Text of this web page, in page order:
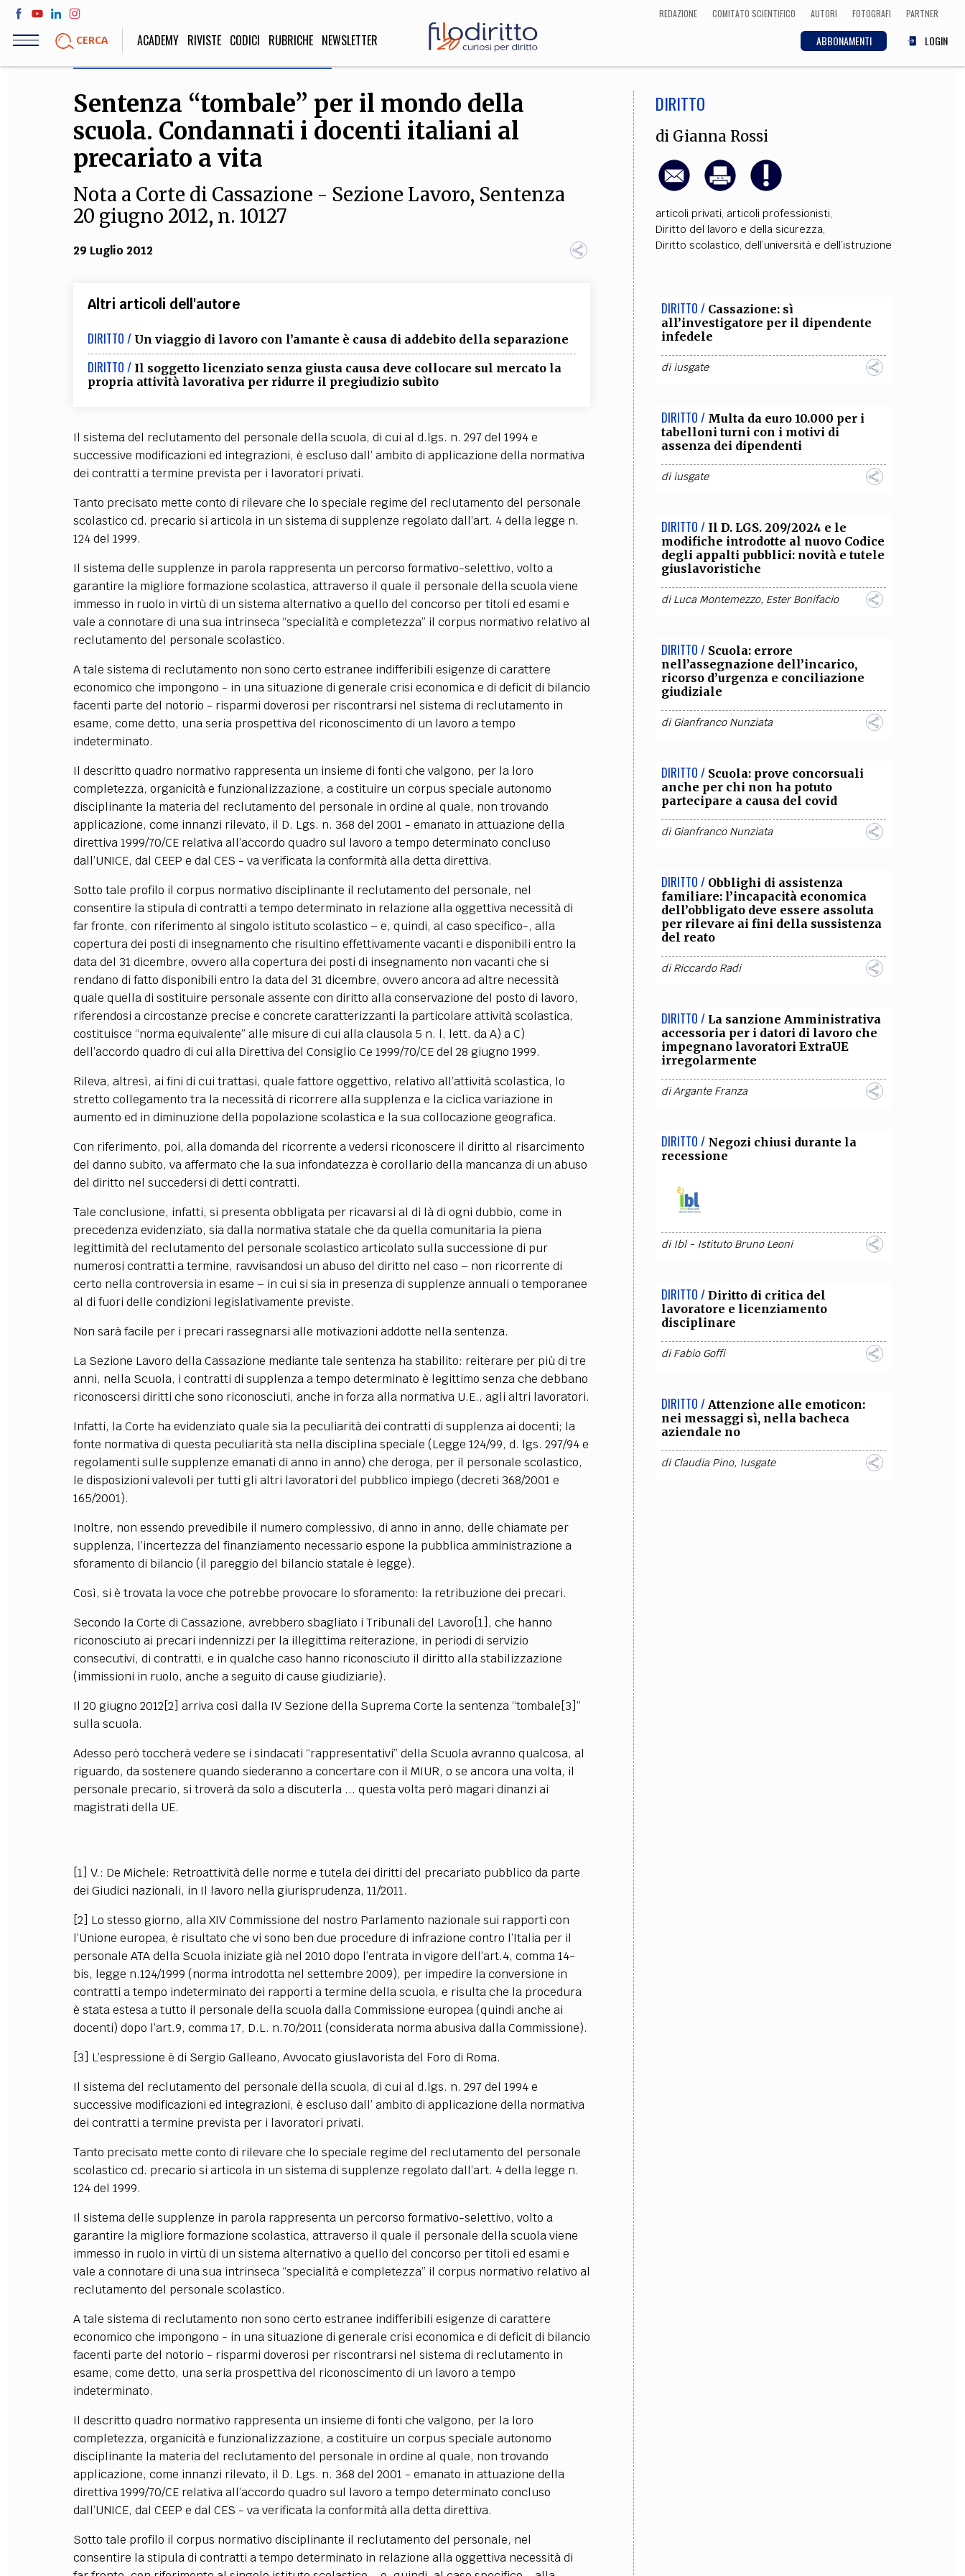
Salta
contenuto
REDAZIONE COMITATO SCIENTIFICO AUTORI FOTOGRAFI PARTNER
CERCA ABBONAMENTI LOGIN
ACADEMY RIVISTE CODICI RUBRICHE NEWSLETTER
LIFE STYLE
Sport, Cucina, Viaggi,
Moda
SOCIETÀ
Politica, Attualità,
Educazione, Lavoro, Esteri
DIRITTO ECONOMIA
STORIA E FILOSOFIA CULTURA
Arte, Cinema, Musica,
TEAM
FILODIRITTO REDAZIONE COMITATO SCIENTIFICO AUTORI CURATORI FOTOGRAFI
SOCIAL MEDIA
Sentenza “tombale” per il mondo della
scuola. Condannati i docenti italiani al
precariato a vita
Nota a Corte di Cassazione - Sezione Lavoro, Sentenza
20 giugno 2012, n. 10127
29 Luglio 2012
Altri articoli dell'autore
DIRITTO / Un viaggio di lavoro con l’amante è causa di addebito della separazione
DIRITTO / Il soggetto licenziato senza giusta causa deve collocare sul mercato la
propria attività lavorativa per ridurre il pregiudizio subìto
Il sistema del reclutamento del personale della scuola, di cui al d.lgs. n. 297 del 1994 e
successive modificazioni ed integrazioni, è escluso dall’ ambito di applicazione della normativa
dei contratti a termine prevista per i lavoratori privati.
Tanto precisato mette conto di rilevare che lo speciale regime del reclutamento del personale
scolastico cd. precario si articola in un sistema di supplenze regolato dall’art. 4 della legge n.
124 del 1999.
Il sistema delle supplenze in parola rappresenta un percorso formativo-selettivo, volto a
garantire la migliore formazione scolastica, attraverso il quale il personale della scuola viene
immesso in ruolo in virtù di un sistema alternativo a quello del concorso per titoli ed esami e
vale a connotare di una sua intrinseca “specialità e completezza” il corpus normativo relativo al
reclutamento del personale scolastico.
A tale sistema di reclutamento non sono certo estranee indifferibili esigenze di carattere
economico che impongono - in una situazione di generale crisi economica e di deficit di bilancio
facenti parte del notorio - risparmi doverosi per riscontrarsi nel sistema di reclutamento in
esame, come detto, una seria prospettiva del riconoscimento di un lavoro a tempo
indeterminato.
Il descritto quadro normativo rappresenta un insieme di fonti che valgono, per la loro
completezza, organicità e funzionalizzazione, a costituire un corpus speciale autonomo
disciplinante la materia del reclutamento del personale in ordine al quale, non trovando
applicazione, come innanzi rilevato, il D. Lgs. n. 368 del 2001 - emanato in attuazione della
direttiva 1999/70/CE relativa all’accordo quadro sul lavoro a tempo determinato concluso
dall’UNICE, dal CEEP e dal CES - va verificata la conformità alla detta direttiva.
Sotto tale profilo il corpus normativo disciplinante il reclutamento del personale, nel
consentire la stipula di contratti a tempo determinato in relazione alla oggettiva necessità di
far fronte, con riferimento al singolo istituto scolastico – e, quindi, al caso specifico-, alla
copertura dei posti di insegnamento che risultino effettivamente vacanti e disponibili entro la
data del 31 dicembre, ovvero alla copertura dei posti di insegnamento non vacanti che si
rendano di fatto disponibili entro la data del 31 dicembre, ovvero ancora ad altre necessità
quale quella di sostituire personale assente con diritto alla conservazione del posto di lavoro,
riferendosi a circostanze precise e concrete caratterizzanti la particolare attività scolastica,
costituisce “norma equivalente” alle misure di cui alla clausola 5 n. l, lett. da A) a C)
dell’accordo quadro di cui alla Direttiva del Consiglio Ce 1999/70/CE del 28 giugno 1999.
Rileva, altresì, ai fini di cui trattasi, quale fattore oggettivo, relativo all’attività scolastica, lo
stretto collegamento tra la necessità di ricorrere alla supplenza e la ciclica variazione in
aumento ed in diminuzione della popolazione scolastica e la sua collocazione geografica.
Con riferimento, poi, alla domanda del ricorrente a vedersi riconoscere il diritto al risarcimento
del danno subito, va affermato che la sua infondatezza è corollario della mancanza di un abuso
del diritto nel succedersi di detti contratti.
Tale conclusione, infatti, si presenta obbligata per ricavarsi al di là di ogni dubbio, come in
precedenza evidenziato, sia dalla normativa statale che da quella comunitaria la piena
legittimità del reclutamento del personale scolastico articolato sulla successione di pur
numerosi contratti a termine, ravvisandosi un abuso del diritto nel caso – non ricorrente di
certo nella controversia in esame – in cui si sia in presenza di supplenze annuali o temporanee
al di fuori delle condizioni legislativamente previste.
Non sarà facile per i precari rassegnarsi alle motivazioni addotte nella sentenza.
La Sezione Lavoro della Cassazione mediante tale sentenza ha stabilito: reiterare per più di tre
anni, nella Scuola, i contratti di supplenza a tempo determinato è legittimo senza che debbano
riconoscersi diritti che sono riconosciuti, anche in forza alla normativa U.E., agli altri lavoratori.
Infatti, la Corte ha evidenziato quale sia la peculiarità dei contratti di supplenza ai docenti; la
fonte normativa di questa peculiarità sta nella disciplina speciale (Legge 124/99, d. lgs. 297/94 e
regolamenti sulle supplenze emanati di anno in anno) che deroga, per il personale scolastico,
le disposizioni valevoli per tutti gli altri lavoratori del pubblico impiego (decreti 368/2001 e
165/2001).
Inoltre, non essendo prevedibile il numero complessivo, di anno in anno, delle chiamate per
supplenza, l’incertezza del finanziamento necessario espone la pubblica amministrazione a
sforamento di bilancio (il pareggio del bilancio statale è legge).
Così, si è trovata la voce che potrebbe provocare lo sforamento: la retribuzione dei precari.
Secondo la Corte di Cassazione, avrebbero sbagliato i Tribunali del Lavoro[1], che hanno
riconosciuto ai precari indennizzi per la illegittima reiterazione, in periodi di servizio
consecutivi, di contratti, e in qualche caso hanno riconosciuto il diritto alla stabilizzazione
(immissioni in ruolo, anche a seguito di cause giudiziarie).
Il 20 giugno 2012[2] arriva così dalla IV Sezione della Suprema Corte la sentenza “tombale[3]”
sulla scuola.
Adesso però toccherà vedere se i sindacati “rappresentativi” della Scuola avranno qualcosa, al
riguardo, da sostenere quando siederanno a concertare con il MIUR, o se ancora una volta, il
personale precario, si troverà da solo a discuterla ... questa volta però magari dinanzi ai
magistrati della UE.
[1] V.: De Michele: Retroattività delle norme e tutela dei diritti del precariato pubblico da parte
dei Giudici nazionali, in Il lavoro nella giurisprudenza, 11/2011.
[2] Lo stesso giorno, alla XIV Commissione del nostro Parlamento nazionale sui rapporti con
l’Unione europea, è risultato che vi sono ben due procedure di infrazione contro l’Italia per il
personale ATA della Scuola iniziate già nel 2010 dopo l’entrata in vigore dell’art.4, comma 14-
bis, legge n.124/1999 (norma introdotta nel settembre 2009), per impedire la conversione in
contratti a tempo indeterminato dei rapporti a termine della scuola, e risulta che la procedura
è stata estesa a tutto il personale della scuola dalla Commissione europea (quindi anche ai
docenti) dopo l’art.9, comma 17, D.L. n.70/2011 (considerata norma abusiva dalla Commissione).
[3] L’espressione è di Sergio Galleano, Avvocato giuslavorista del Foro di Roma.
Il sistema del reclutamento del personale della scuola, di cui al d.lgs. n. 297 del 1994 e
successive modificazioni ed integrazioni, è escluso dall’ ambito di applicazione della normativa
dei contratti a termine prevista per i lavoratori privati.
Tanto precisato mette conto di rilevare che lo speciale regime del reclutamento del personale
scolastico cd. precario si articola in un sistema di supplenze regolato dall’art. 4 della legge n.
124 del 1999.
Il sistema delle supplenze in parola rappresenta un percorso formativo-selettivo, volto a
garantire la migliore formazione scolastica, attraverso il quale il personale della scuola viene
immesso in ruolo in virtù di un sistema alternativo a quello del concorso per titoli ed esami e
vale a connotare di una sua intrinseca “specialità e completezza” il corpus normativo relativo al
reclutamento del personale scolastico.
A tale sistema di reclutamento non sono certo estranee indifferibili esigenze di carattere
economico che impongono - in una situazione di generale crisi economica e di deficit di bilancio
facenti parte del notorio - risparmi doverosi per riscontrarsi nel sistema di reclutamento in
esame, come detto, una seria prospettiva del riconoscimento di un lavoro a tempo
indeterminato.
Il descritto quadro normativo rappresenta un insieme di fonti che valgono, per la loro
completezza, organicità e funzionalizzazione, a costituire un corpus speciale autonomo
disciplinante la materia del reclutamento del personale in ordine al quale, non trovando
applicazione, come innanzi rilevato, il D. Lgs. n. 368 del 2001 - emanato in attuazione della
direttiva 1999/70/CE relativa all’accordo quadro sul lavoro a tempo determinato concluso
dall’UNICE, dal CEEP e dal CES - va verificata la conformità alla detta direttiva.
Sotto tale profilo il corpus normativo disciplinante il reclutamento del personale, nel
consentire la stipula di contratti a tempo determinato in relazione alla oggettiva necessità di
DIRITTO
di Gianna Rossi
articoli privati, articoli professionisti,
Diritto del lavoro e della sicurezza,
Diritto scolastico, dell’università e dell’istruzione
DIRITTO / Cassazione: sì
all’investigatore per il dipendente
infedele
diiusgate
DIRITTO / Multa da euro 10.000 per i
tabelloni turni con i motivi di
assenza dei dipendenti
diiusgate
DIRITTO / Il D. LGS. 209/2024 e le
modifiche introdotte al nuovo Codice
degli appalti pubblici: novità e tutele
giuslavoristiche
diLuca Montemezzo, Ester Bonifacio
DIRITTO / Scuola: errore
nell’assegnazione dell’incarico,
ricorso d’urgenza e conciliazione
giudiziale
diGianfranco Nunziata
DIRITTO / Scuola: prove concorsuali
anche per chi non ha potuto
partecipare a causa del covid
diGianfranco Nunziata
DIRITTO / Obblighi di assistenza
familiare: l’incapacità economica
dell’obbligato deve essere assoluta
per rilevare ai fini della sussistenza
del reato
diRiccardo Radi
DIRITTO / La sanzione Amministrativa
accessoria per i datori di lavoro che
impegnano lavoratori ExtraUE
irregolarmente
diArgante Franza
DIRITTO / Negozi chiusi durante la
recessione
di Ibl - Istituto Bruno Leoni
DIRITTO / Diritto di critica del
lavoratore e licenziamento
disciplinare
diFabio Goffi
DIRITTO / Attenzione alle emoticon:
nei messaggi sì, nella bacheca
aziendale no
diClaudia Pino, Iusgate